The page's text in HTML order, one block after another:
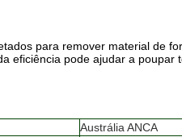
para remover material de
eficiência pode ajudar a
Austrália ANCA